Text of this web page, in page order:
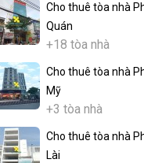
Cho thuê tòa nhà
Quán
+18 tòa nhà
Cho thuê tòa nhà
Mỹ
+3 tòa nhà
Cho thuê tòa nhà
Lài